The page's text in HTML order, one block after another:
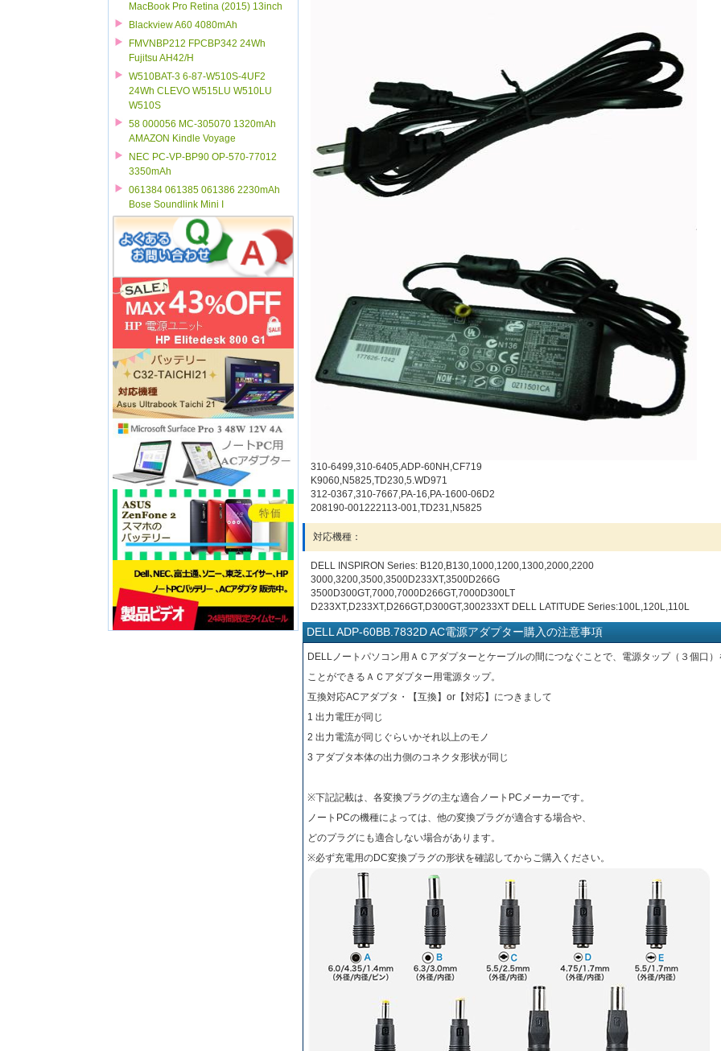
MacBook Pro Retina (2015) 13inch
Blackview A60 4080mAh
FMVNBP212 FPCBP342 24Wh
Fujitsu AH42/H
W510BAT-3 6-87-W510S-4UF2
24Wh CLEVO W515LU W510LU
W510S
58 000056 MC-305070 1320mAh
AMAZON Kindle Voyage
NEC PC-VP-BP90 OP-570-77012
3350mAh
061384 061385 061386 2230mAh
Bose Soundlink Mini I
310-6499,310-6405,ADP-60NH,CF719
K9060,N5825,TD230,5.WD971
312-0367,310-7667,PA-16,PA-1600-06D2
208190-001222113-001,TD231,N5825
対応機種：
DELL INSPIRON Series: B120,B130,1000,1200,1300,2000,2200
3000,3200,3500,3500D233XT,3500D266G
3500D300GT,7000,7000D266GT,7000D300LT
D233XT,D233XT,D266GT,D300GT,300233XT DELL LATITUDE Series:100L,120L,110L
DELL ADP-60BB.7832D AC電源アダプター購入の注意事項
DELLノートパソコン用ＡＣアダプターとケーブルの間につなぐことで、電源タップ（３個口）
ことができるＡＣアダプター用電源タップ。
互換対応ACアダプタ・【互換】or【対応】につきまして
1 出力電圧が同じ
2 出力電流が同じぐらいかそれ以上のモノ
3 アダプタ本体の出力側のコネクタ形状が同じ
※下記記載は、各変換プラグの主な適合ノートPCメーカーです。
ノートPCの機種によっては、他の変換プラグが適合する場合や、
どのプラグにも適合しない場合があります。
※必ず充電用のDC変換プラグの形状を確認してからご購入ください。